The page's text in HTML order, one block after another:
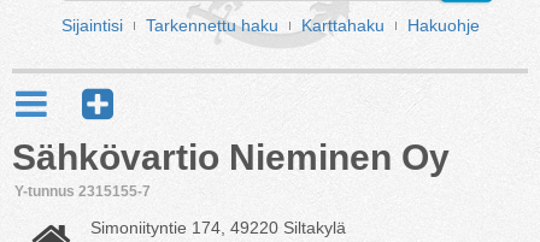
Sijaintisi Tarkennettu haku Karttahaku Hakuohje
Sähkövartio Nieminen Oy
Y-tunnus 2315155-7
Simoniityntie 174, 49220 Siltakylä